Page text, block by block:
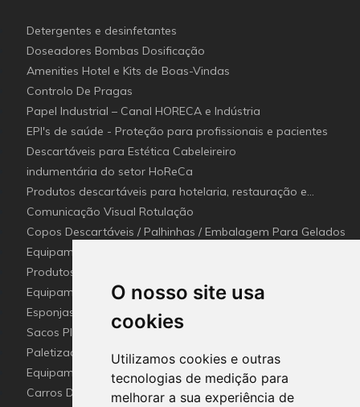
O nosso site usa
cookies
Utilizamos cookies e outras
tecnologias de medição para
melhorar a sua experiência de
Detergentes e desinfetantes
Doseadores Bombas Dosificação
Amenities Hotel e Kits de Boas-Vindas
Controlo De Pragas
Papel Industrial – Canal HORECA e Indústria
EPI's de saúde - Proteção para profissionais e pacientes
Descartáveis para Estética Cabeleireiro
indumentária do setor HoReCa
Produtos descartáveis para hotelaria, restauração e
catering (Canal Horeca)
Comunicação Visual Rotulação
Copos Descartáveis / Palhinhas / Embalagem Para Gelados
Equipamentos para Setor - Hotelaria e Restauração
(Horeca)
Produtos e utensílios Detetaveis para a Indústria Alimentar
Equipamentos e Utensílios de Limpeza
Esponjas esfregões inox e Fibras (Disco de limpeza)
industriais
Sacos Plástico e Mangas de lavandaria Industrial
Paletização e embalagem industrial
Equipamento De Hotel HO.RE.CA
Carros De Apoio & Baldes De Limpeza